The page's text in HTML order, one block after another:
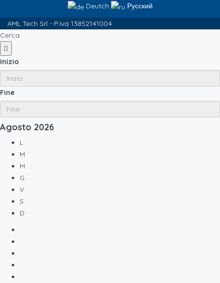
Deutch
Русский
AML Tech Srl - P.Iva 13852141004
Cerca
Inizio
Fine
Agosto 2026
L
M
M
G
V
S
D